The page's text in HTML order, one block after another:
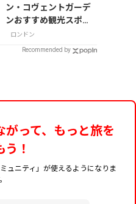
ン・コヴェントガーデ
ンおすすめ観光スポッ
ト3つ！
ロンドン
Recommended by
って、もっと旅を
！
ュニティ」が使えるようになりま